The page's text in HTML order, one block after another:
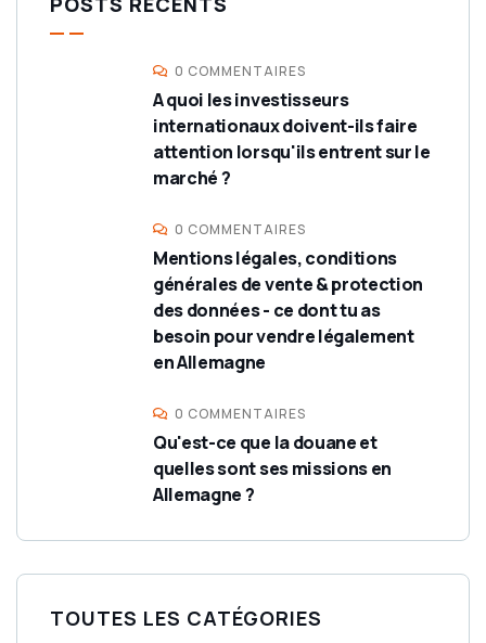
0 COMMENTAIRES
A quoi les investisseurs
internationaux doivent-ils faire
attention lorsqu'ils entrent sur le
marché ?
0 COMMENTAIRES
Mentions légales, conditions
générales de vente & protection
des données - ce dont tu as
besoin pour vendre légalement
en Allemagne
0 COMMENTAIRES
Qu'est-ce que la douane et
quelles sont ses missions en
Allemagne ?
TOUTES LES CATÉGORIES